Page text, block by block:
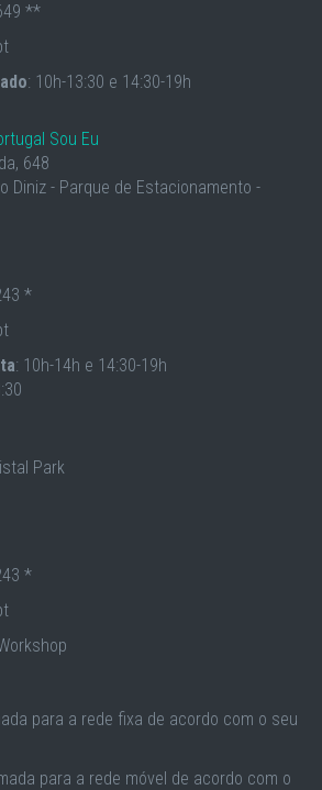
**
: 10h-13:30 e 14:30-19h
Sou Eu
648
Diniz - Parque de Estacionamento -
*
: 10h-14h e 14:30-19h
Park
*
para a rede fixa de acordo com o seu
para a rede móvel de acordo com o